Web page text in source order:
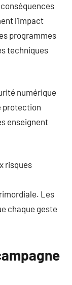
l’impact
programmes
techniques
numérique
protection
enseignent
risques
Les
chaque geste